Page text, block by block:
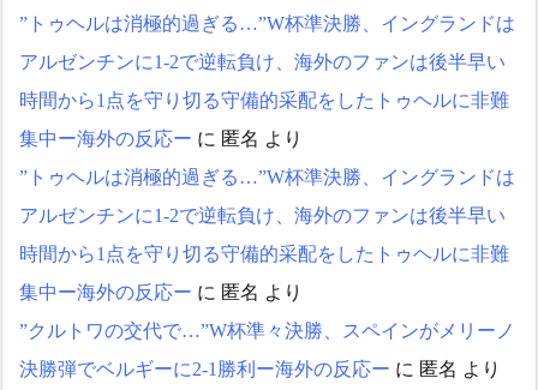
”トゥヘルは消極的過ぎる…”W杯準決勝、イングランドは
アルゼンチンに1-2で逆転負け、海外のファンは後半早い
時間から1点を守り切る守備的采配をしたトゥヘルに非難
集中ー海外の反応ー に 匿名 より
”トゥヘルは消極的過ぎる…”W杯準決勝、イングランドは
アルゼンチンに1-2で逆転負け、海外のファンは後半早い
時間から1点を守り切る守備的采配をしたトゥヘルに非難
集中ー海外の反応ー に 匿名 より
”クルトワの交代で…”W杯準々決勝、スペインがメリーノ
決勝弾でベルギーに2-1勝利ー海外の反応ー に 匿名 より